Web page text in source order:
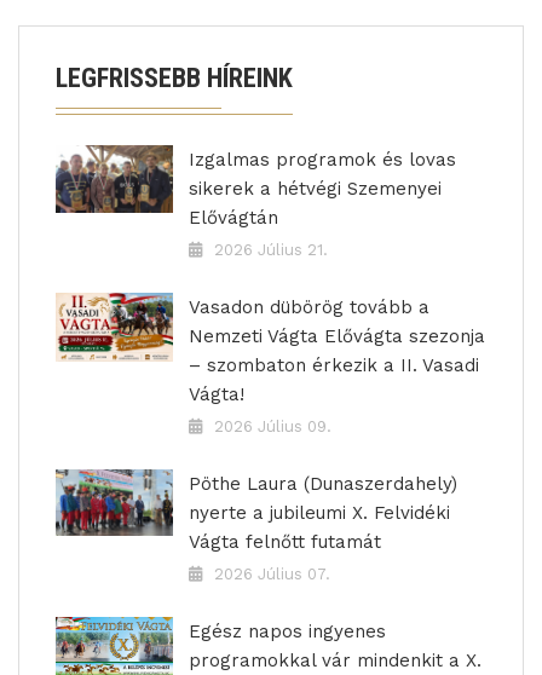
LEGFRISSEBB HÍREINK
Izgalmas programok és lovas
sikerek a hétvégi Szemenyei
Elővágtán
2026 Július 21.
Vasadon dübörög tovább a
Nemzeti Vágta Elővágta szezonja
– szombaton érkezik a II. Vasadi
Vágta!
2026 Július 09.
Pöthe Laura (Dunaszerdahely)
nyerte a jubileumi X. Felvidéki
Vágta felnőtt futamát
2026 Július 07.
Egész napos ingyenes
programokkal vár mindenkit a X.